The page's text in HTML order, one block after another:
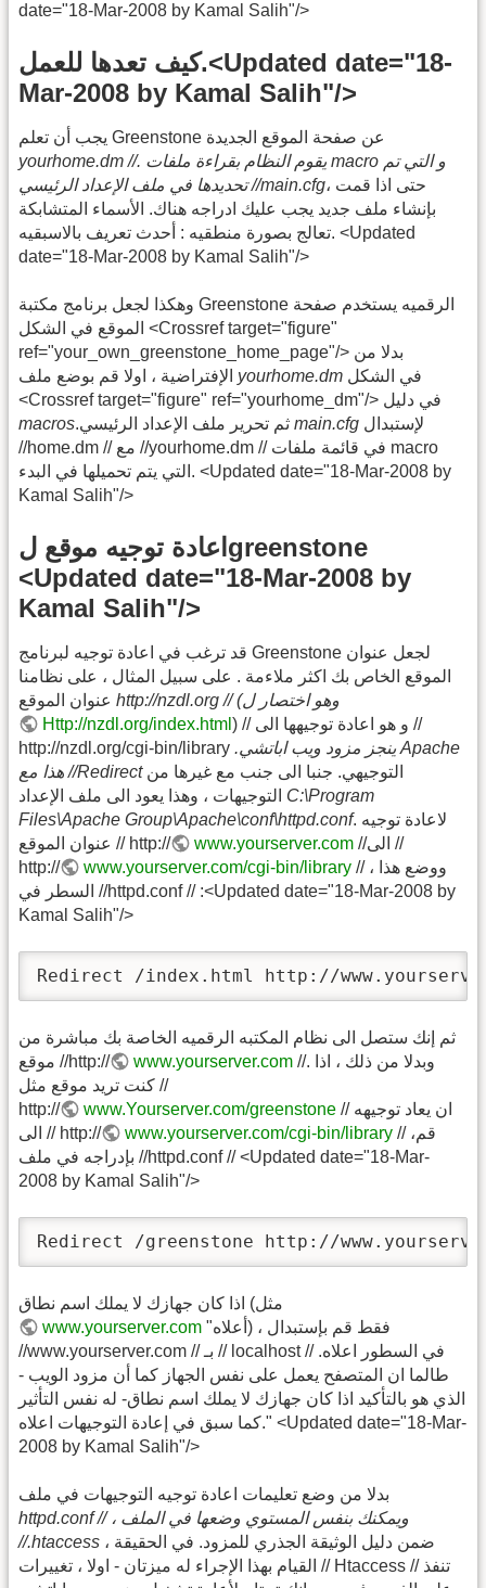
date="18-Mar-2008 by Kamal Salih"/>
كيف تعدها للعمل.<Updated date="18-
Mar-2008 by Kamal Salih"/>
يجب أن تعلم Greenstone عن صفحة الموقع الجديدة
yourhome.dm //. يقوم النظام بقراءة ملفات macro و التي تم
تحديدها في ملف الإعداد الرئيسي //main.cfg، حتى اذا قمت
بإنشاء ملف جديد يجب عليك ادراجه هناك. الأسماء المتشابكة
تعالج بصورة منطقيه : أحدث تعريف بالاسبقيه. <Updated
date="18-Mar-2008 by Kamal Salih"/>
وهكذا لجعل برنامج مكتبة Greenstone الرقميه يستخدم صفحة
الموقع في الشكل <Crossref target="figure"
ref="your_own_greenstone_home_page"/> بدلا من
yourhome.dm
<Crossref target="figure" ref="yourhome_dm"/> في دليل
macros
main.cfg
//home.dm // مع //yourhome.dm // في قائمة ملفات macro
التي يتم تحميلها في البدء. <Updated date="18-Mar-2008 by
Kamal Salih"/>
اعادة توجيه موقع لgreenstone
<Updated date="18-Mar-2008 by
Kamal Salih"/>
قد ترغب في اعادة توجيه لبرنامج Greenstone لجعل عنوان
الموقع الخاص بك اكثر ملاءمة . على سبيل المثال ، على نظامنا
http://nzdl.org // (وهو اختصار ل
Http://nzdl.org/index.html) // و هو اعادة توجيهها الى //
http://nzdl.org/cgi-bin/library .ينجز مزود ويب اباتشي Apache
هذا مع //Redirectالتوجيهي. جنبا الى جنب مع غيرها من
C:\Program
Files\Apache Group\Apache\conf\httpd.conf. لاعادة توجيه
عنوان الموقع // http://
www.yourserver.com //الى //
http://
www.yourserver.com/cgi-bin/library // ، ووضع هذا
السطر في //httpd.conf // :<Updated date="18-Mar-2008 by
Kamal Salih"/>
Redirect /index.html http://
ثم إنك ستصل الى نظام المكتبه الرقميه الخاصة بك مباشرة من
موقع //http://
www.yourserver.com //. وبدلا من ذلك ، اذا
كنت تريد موقع مثل //
http://
www.Yourserver.com/greenstone // ان يعاد توجيهه
الى // http://
www.yourserver.com/cgi-bin/library // ،قم
بإدراجه في ملف //httpd.conf // <Updated date="18-Mar-
2008 by Kamal Salih"/>
Redirect /greenstone http://
اذا كان جهازك لا يملك اسم نطاق (مثل
www.yourserver.com "أعلاه) ، فقط قم بإستبدال
//www.yourserver.com // بـ // localhost // في السطور اعلاه.
طالما ان المتصفح يعمل على نفس الجهاز كما أن مزود الويب -
الذي هو بالتأكيد اذا كان جهازك لا يملك اسم نطاق- له نفس التأثير
كما سبق في إعادة التوجيهات اعلاه." <Updated date="18-Mar-
2008 by Kamal Salih"/>
بدلا من وضع تعليمات اعادة توجيه التوجيهات في ملف
httpd.conf // ، ويمكنك بنفس المستوي وضعها في الملف
//.htaccess
القيام بهذا الإجراء له ميزتان - اولا ، تغييرات // Htaccess // تنفذ